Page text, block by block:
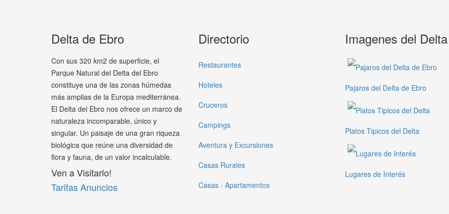
Delta de Ebro
Con sus 320 km2 de superficie, el
Parque Natural del Delta del Ebro
constituye una de las zonas húmedas
más amplias de la Europa mediterránea.
El Delta del Ebro nos ofrece un marco de
naturaleza incomparable, único y
singular. Un paisaje de una gran riqueza
biológica que reúne una diversidad de
flora y fauna, de un valor incalculable.
Ven a Visitarlo!
Tarifas Anuncios
Directorio
Restaurantes
Hoteles
Cruceros
Campings
Aventura y Excursiones
Casas Rurales
Casas - Apartamentos
Imagenes del Delta
Pajaros del Delta de Ebro
Platos Tipicos del Delta
Lugares de Interés